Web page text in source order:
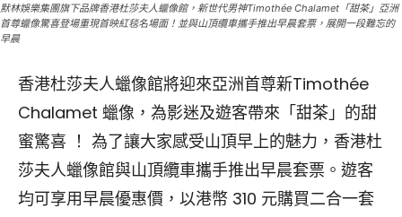
默林娛樂集團旗下品牌香港杜莎夫人蠟像館，新世代男神Timothée Chalamet「甜茶」亞洲
首尊蠟像驚喜登場重現首映紅毯名場面！並與山頂纜車攜手推出早晨套票，展開一段難忘的
早晨
香港杜莎夫人蠟像館將迎來亞洲首尊新Timothée
Chalamet 蠟像，為影迷及遊客帶來「甜茶」的甜
蜜驚喜 ！ 為了讓大家感受山頂早上的魅力，香港杜
莎夫人蠟像館與山頂纜車攜手推出早晨套票。遊客
均可享用早晨優惠價，以港幣 310 元購買二合一套